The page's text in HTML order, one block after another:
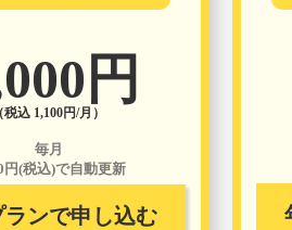
円
（税込 1,100円/月）
毎月
円(税込)で自動更新
ランで申し込む